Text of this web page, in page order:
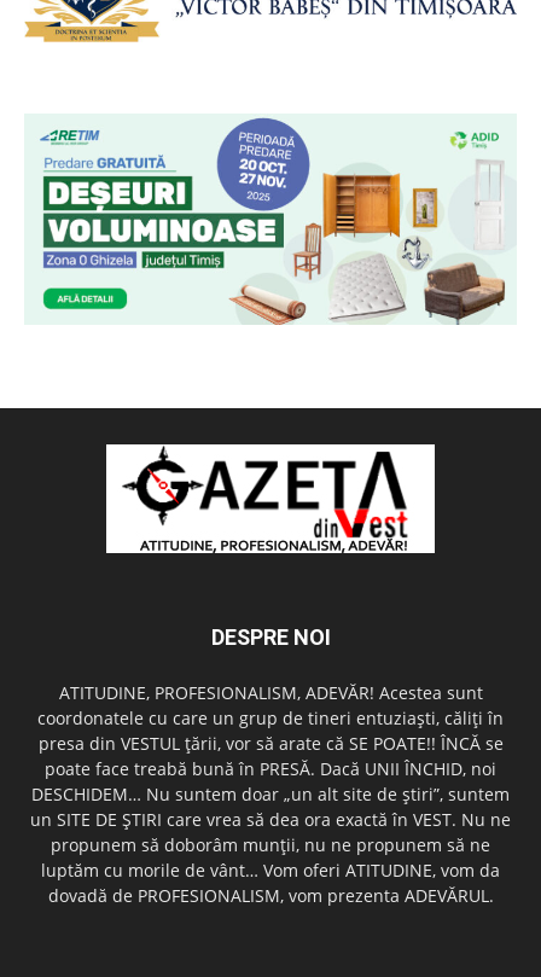
DESPRE NOI
ATITUDINE, PROFESIONALISM, ADEVĂR! Acestea sunt
coordonatele cu care un grup de tineri entuziaşti, căliţi în
presa din VESTUL ţării, vor să arate că SE POATE!! ÎNCĂ se
poate face treabă bună în PRESĂ. Dacă UNII ÎNCHID, noi
DESCHIDEM… Nu suntem doar „un alt site de ştiri”, suntem
un SITE DE ŞTIRI care vrea să dea ora exactă în VEST. Nu ne
propunem să doborâm munţii, nu ne propunem să ne
luptăm cu morile de vânt… Vom oferi ATITUDINE, vom da
dovadă de PROFESIONALISM, vom prezenta ADEVĂRUL.